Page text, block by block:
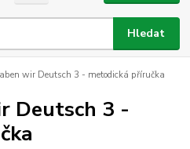
Hledat
wir Deutsch 3 - metodická příručka
Deutsch 3 -